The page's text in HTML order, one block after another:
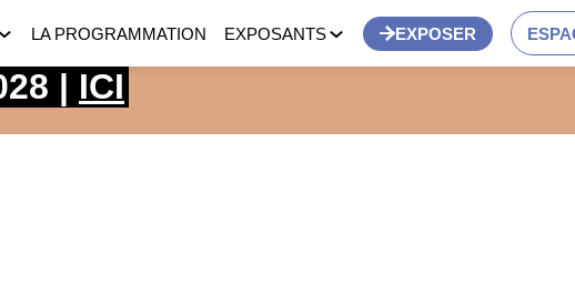
LA PROGRAMMATION EXPOSANTS EXPOSER
| ICI